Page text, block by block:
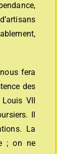
fera
des
VII
Il
La
; on ne